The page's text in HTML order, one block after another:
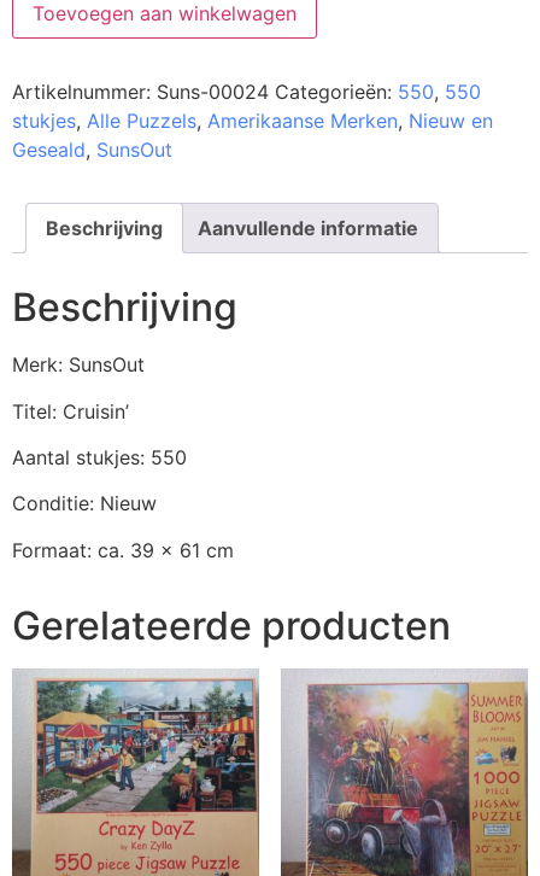
Toevoegen aan winkelwagen
Artikelnummer: Suns-00024 Categorieën: 550, 550
stukjes, Alle Puzzels, Amerikaanse Merken, Nieuw en
Geseald, SunsOut
Beschrijving Aanvullende informatie
Beschrijving
Merk: SunsOut
Titel: Cruisin’
Aantal stukjes: 550
Conditie: Nieuw
Formaat: ca. 39 x 61 cm
Gerelateerde producten